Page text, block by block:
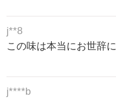
j**8
この味は本当にお世辞
j****b